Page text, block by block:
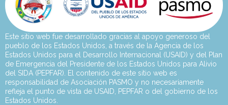
Este sitio web fue desarrollado gracias al apoyo generoso del
pueblo de los Estados Unidos, a través de la Agencia de los
Estados Unidos para el Desarrollo Internacional (USAID) y del Plan
de Emergencia del Presidente de los Estados Unidos para Alivio
del SIDA (PEPFAR). El contenido de este sitio web es
responsabilidad de Asociación PASMO y no necesariamente
refleja el punto de vista de USAID, PEPFAR o del gobierno de los
Estados Unidos.